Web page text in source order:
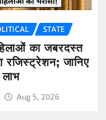
STATE
का जबरदस्त
रजिस्ट्रेशन; जानिए
Aug 5, 2026